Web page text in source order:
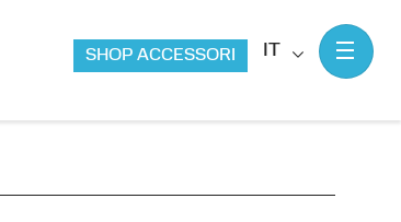
IT
SHOP ACCESSORI